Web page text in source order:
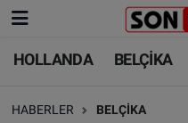
HOLLANDA BELÇİKA
HABERLER BELÇİKA
HOLLANDA
BELÇİKA
HOLLANDA
BELÇİKA
Nöbetçi Eczaneler
Hava Durumu